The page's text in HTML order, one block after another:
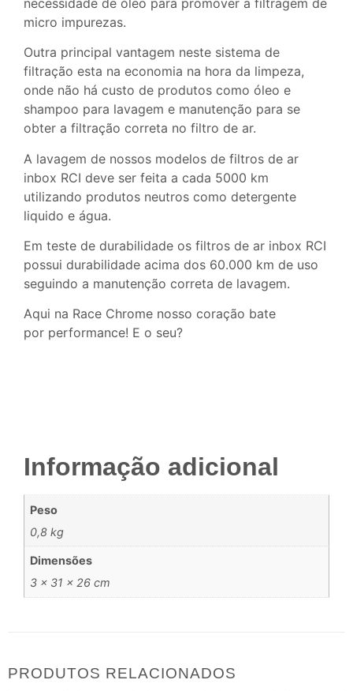
micro impurezas.
Outra principal vantagem neste sistema de
filtração esta na economia na hora da limpeza,
onde não há custo de produtos como óleo e
shampoo para lavagem e manutenção para se
obter a filtração correta no filtro de ar.
A lavagem de nossos modelos de filtros de ar
inbox RCI deve ser feita a cada 5000 km
utilizando produtos neutros como detergente
liquido e água.
Em teste de durabilidade os filtros de ar inbox RCI
possui durabilidade acima dos 60.000 km de uso
seguindo a manutenção correta de lavagem.
Aqui na Race Chrome nosso coração bate
por performance! E o seu?
Informação adicional
Peso
0,8 kg
Dimensões
3 × 31 × 26 cm
PRODUTOS RELACIONADOS